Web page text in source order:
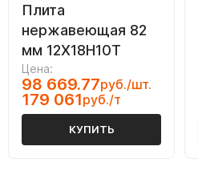
Плита
нержавеющая 82
мм 12Х18Н10Т
Цена:
98 669.77руб./шт.
179 061руб./т
КУПИТЬ